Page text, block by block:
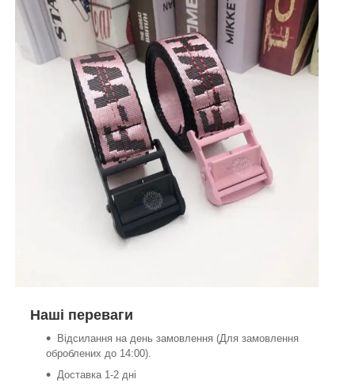
Наші переваги
Відсилання на день замовлення (Для замовлення
оброблених до 14:00).
Доставка 1-2 дні